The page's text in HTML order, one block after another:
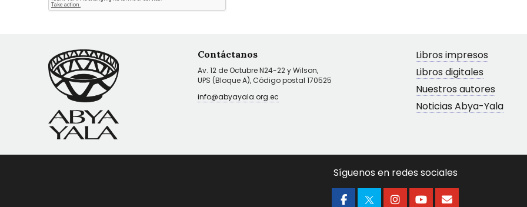
Contáctanos
Av. 12 de Octubre N24-22 y Wilson,
UPS (Bloque A), Código postal 170525
info@abyayala.org.ec
Libros impresos
Libros digitales
Nuestros autores
Noticias Abya-Yala
Síguenos en redes sociales